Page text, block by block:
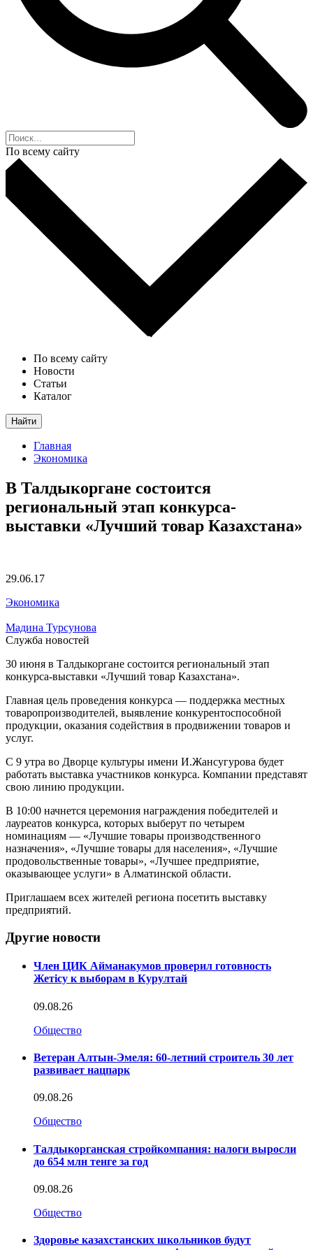
По всему сайту
По всему сайту
Новости
Статьи
Каталог
Найти
Главная
Экономика
В Талдыкоргане состоится
региональный этап конкурса-
выставки «Лучший товар Казахстана»
29.06.17
Экономика
Мадина Турсунова
Служба новостей
30 июня в Талдыкоргане состоится региональный этап
конкурса-выставки «Лучший товар Казахстана».
Главная цель проведения конкурса — поддержка местных
товаропроизводителей, выявление конкурентоспособной
продукции, оказания содействия в продвижении товаров и
услуг.
С 9 утра во Дворце культуры имени И.Жансугурова будет
работать выставка участников конкурса. Компании представят
свою линию продукции.
В 10:00 начнется церемония награждения победителей и
лауреатов конкурса, которых выберут по четырем
номинациям — «Лучшие товары производственного
назначения», «Лучшие товары для населения», «Лучшие
продовольственные товары», «Лучшее предприятие,
оказывающее услуги» в Алматинской области.
Приглашаем всех жителей региона посетить выставку
предприятий.
Другие новости
Член ЦИК Айманакумов проверил готовность
Жетісу к выборам в Курултай
09.08.26
Общество
Ветеран Алтын-Эмеля: 60-летний строитель 30 лет
развивает нацпарк
09.08.26
Общество
Талдыкорганская стройкомпания: налоги выросли
до 654 млн тенге за год
09.08.26
Общество
Здоровье казахстанских школьников будут